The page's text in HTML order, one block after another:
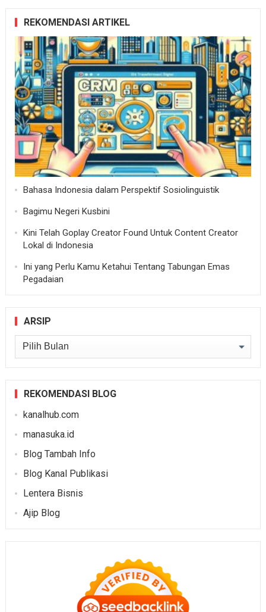
REKOMENDASI ARTIKEL
Bahasa Indonesia dalam Perspektif Sosiolinguistik
Bagimu Negeri Kusbini
Kini Telah Goplay Creator Found Untuk Content Creator
Lokal di Indonesia
Ini yang Perlu Kamu Ketahui Tentang Tabungan Emas
Pegadaian
ARSIP
Arsip
REKOMENDASI BLOG
kanalhub.com
manasuka.id
Blog Tambah Info
Blog Kanal Publikasi
Lentera Bisnis
Ajip Blog